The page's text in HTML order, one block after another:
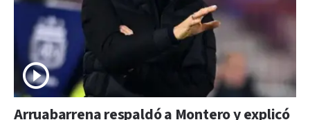
Arruabarrena respaldó a Montero y explicó